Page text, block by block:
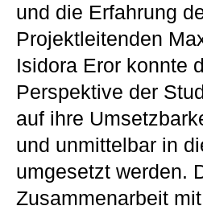
und die Erfahrung
Projektleitenden
Isidora Eror konnte
Perspektive der
auf ihre
und unmittelbar in
umgesetzt werden.
Zusammenarbeit